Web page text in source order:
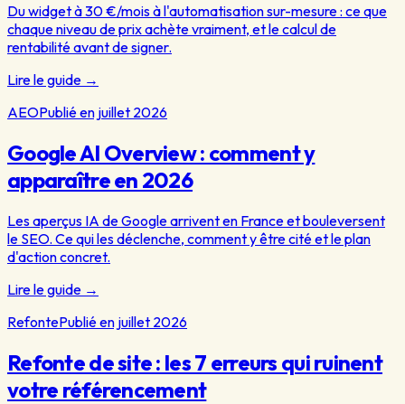
Du widget à 30 €/mois à l'automatisation sur-mesure : ce que
chaque niveau de prix achète vraiment, et le calcul de
rentabilité avant de signer.
Lire le guide →
AEOPublié en juillet 2026
Google AI Overview : comment y
apparaître en 2026
Les aperçus IA de Google arrivent en France et bouleversent
le SEO. Ce qui les déclenche, comment y être cité et le plan
d'action concret.
Lire le guide →
RefontePublié en juillet 2026
Refonte de site : les 7 erreurs qui ruinent
votre référencement